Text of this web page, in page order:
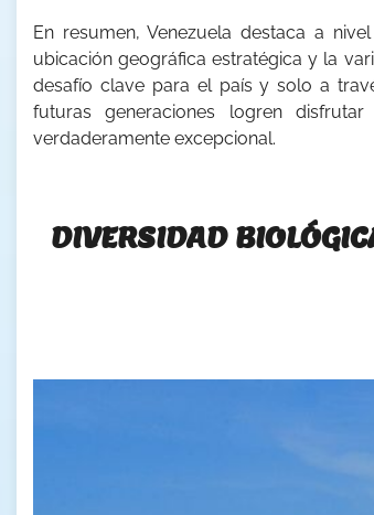
En resumen, Venezuela destaca a
ubicación geográfica estratégica y la
desafío clave para el país y solo a
futuras generaciones logren
verdaderamente excepcional.
DIVERSIDAD